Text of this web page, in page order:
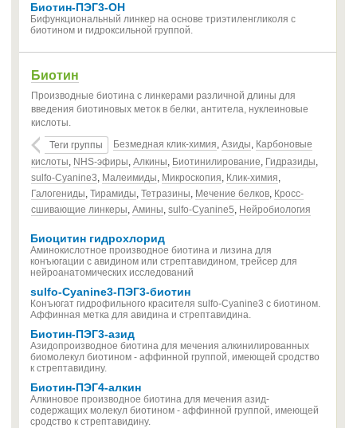
Биотин-ПЭГ3-ОН
Бифункциональный линкер на основе триэтиленгликоля с
биотином и гидроксильной группой.
Биотин
Производные биотина с линкерами различной длины для
введения биотиновых меток в белки, антитела, нуклеиновые
кислоты.
Теги группы
Безмедная клик-химия, Азиды, Карбоновые
кислоты, NHS-эфиры, Алкины, Биотинилирование, Гидразиды,
sulfo-Cyanine3, Малеимиды, Микроскопия, Клик-химия,
Галогениды, Тирамиды, Тетразины, Мечение белков, Кросс-
сшивающие линкеры, Амины, sulfo-Cyanine5, Нейробиология
Биоцитин гидрохлорид
Аминокислотное производное биотина и лизина для
конъюгации с авидином или стрептавидином, трейсер для
нейроанатомических исследований
sulfo-Cyanine3-ПЭГ3-биотин
Конъюгат гидрофильного красителя sulfo-Cyanine3 с биотином.
Аффинная метка для авидина и стрептавидина.
Биотин-ПЭГ3-азид
Азидопроизводное биотина для мечения алкинилированных
биомолекул биотином - аффинной группой, имеющей сродство
к стрептавидину.
Биотин-ПЭГ4-алкин
Алкиновое производное биотина для мечения азид-
содержащих молекул биотином - аффинной группой, имеющей
сродство к стрептавидину.